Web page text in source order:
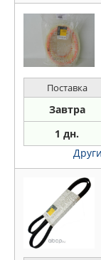
Поставка
Завтра
1 дн.